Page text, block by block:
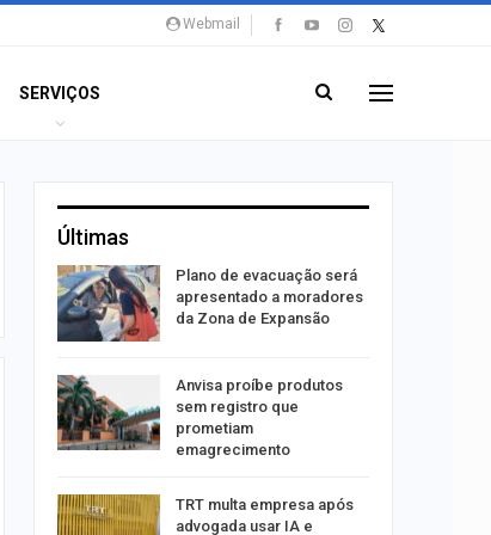
Webmail
SERVIÇOS
Últimas
Plano de evacuação será
apresentado a moradores
da Zona de Expansão
Anvisa proíbe produtos
sem registro que
prometiam
emagrecimento
TRT multa empresa após
advogada usar IA e